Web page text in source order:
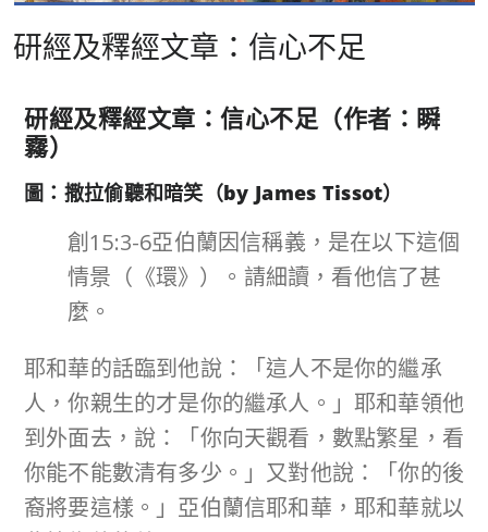
研經及釋經文章：信心不足
研經及釋經文章：信心不足（作者：瞬
霧）
圖：撒拉偷聽和暗笑（by James Tissot）
創15:3-6亞伯蘭因信稱義，是在以下這個
情景（《環》）。請細讀，看他信了甚
麼。
耶和華的話臨到他說：「這人不是你的繼承
人，你親生的才是你的繼承人。」耶和華領他
到外面去，說：「你向天觀看，數點繁星，看
你能不能數清有多少。」又對他說：「你的後
裔將要這樣。」亞伯蘭信耶和華，耶和華就以